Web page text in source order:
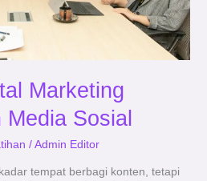
Marketing
Sosial
/Admin Editor
tempat berbagi konten, tetapi